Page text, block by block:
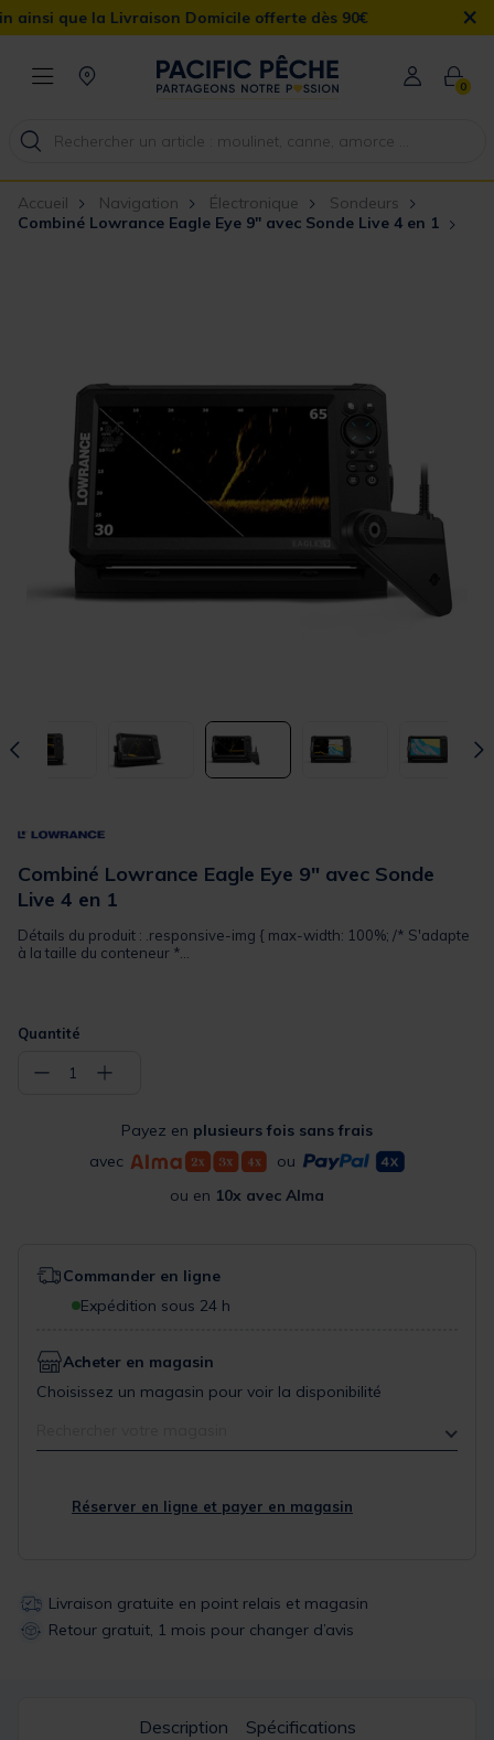
Livraison Domicile offerte dès 90€ ×
0
Accueil Navigation Électronique
Sondeurs
Combiné Lowrance Eagle Eye 9" avec Sonde Live 4 en 1
Combiné Lowrance Eagle Eye 9" avec Sonde
Live 4 en 1
Détails du produit : .responsive-img { max-width: 100%; /* S'adapte
à la taille du conteneur *...
Quantité
− 1 +
Payez en plusieurs fois sans frais
avec
ou
ou en 10x avec Alma
Commander en ligne
Expédition sous 24 h
Acheter en magasin
Choisissez un magasin pour voir la disponibilité
Réserver en ligne et payer en magasin
Livraison gratuite en point relais et magasin
Retour gratuit, 1 mois pour changer d’avis
Description Spécifications